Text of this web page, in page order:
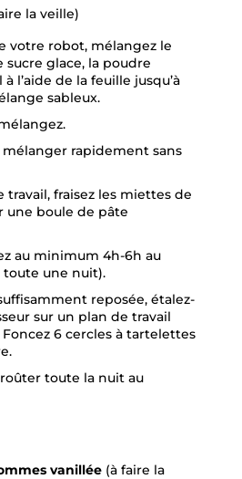
la veille)
votre robot, mélangez le
sucre glace, la poudre
l’aide de la feuille jusqu’à
sableux.
mélanger rapidement sans
travail, fraisez les miettes de
une boule de pâte
au minimum 4h-6h au
une nuit).
reposée, étalez-
sur un plan de travail
6 cercles à tartelettes
toute la nuit au
vanillée(à faire la